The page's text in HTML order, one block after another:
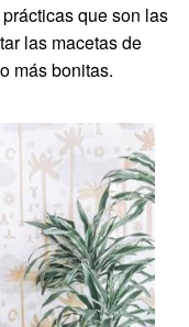
que son las
las macetas de
más bonitas.